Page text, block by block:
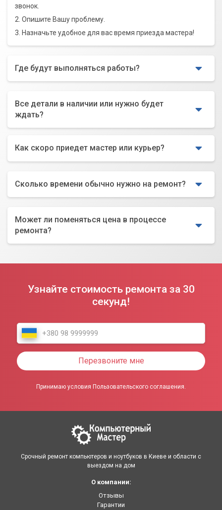
звонок.
2. Опишите Вашу проблему.
3. Назначьте удобное для вас время приезда мастера!
Где будут выполняться работы?
Все детали в наличии или нужно будет
ждать?
Как скоро приедет мастер или курьер?
Сколько времени обычно нужно на ремонт?
Может ли поменяться цена в процессе
ремонта?
Узнайте стоимость ремонта за 30
секунд!
Перезвоните мне
Принимаю условия Пользовательского соглашения.
Срочный ремонт компьютеров и ноутбуков в Киеве и области с
выездом на дом
О компании:
Отзывы
Гарантии